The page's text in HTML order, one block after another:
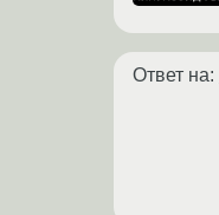
Ответ на: